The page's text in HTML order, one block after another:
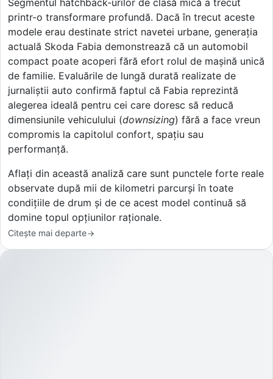
Segmentul hatchback-urilor de clasă mică a trecut
printr-o transformare profundă. Dacă în trecut aceste
modele erau destinate strict navetei urbane, generația
actuală Skoda Fabia demonstrează că un automobil
compact poate acoperi fără efort rolul de mașină unică
de familie. Evaluările de lungă durată realizate de
jurnaliștii auto confirmă faptul că Fabia reprezintă
alegerea ideală pentru cei care doresc să reducă
dimensiunile vehiculului (downsizing) fără a face vreun
compromis la capitolul confort, spațiu sau
performanță.
Aflați din această analiză care sunt punctele forte reale
observate după mii de kilometri parcurși în toate
condițiile de drum și de ce acest model continuă să
domine topul opțiunilor raționale.
Citește mai departe